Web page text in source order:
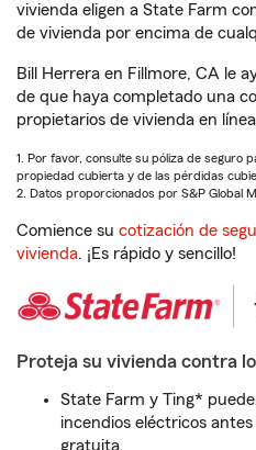
vivienda eligen a State Farm
de vivienda por encima de
Bill Herrera en Fillmore, CA le
de que haya completado una
propietarios de vivienda en
1. Por favor, consulte su póliza de seguro
propiedad cubierta y de las pérdidas
2. Datos proporcionados por S&P Global
Comience su cotización de
vivienda. ¡Es rápido y sencillo!
Proteja su vivienda contra
State Farm y Ting*
incendios eléctricos
gratuita.